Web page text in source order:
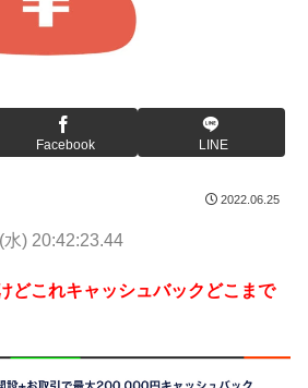
Facebook LINE
2022.06.25
) 20:42:23.44
どこれキャッシュバックどこまで